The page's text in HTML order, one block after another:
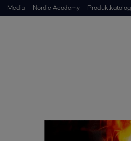
Media Nordic Academy Produktkatalog